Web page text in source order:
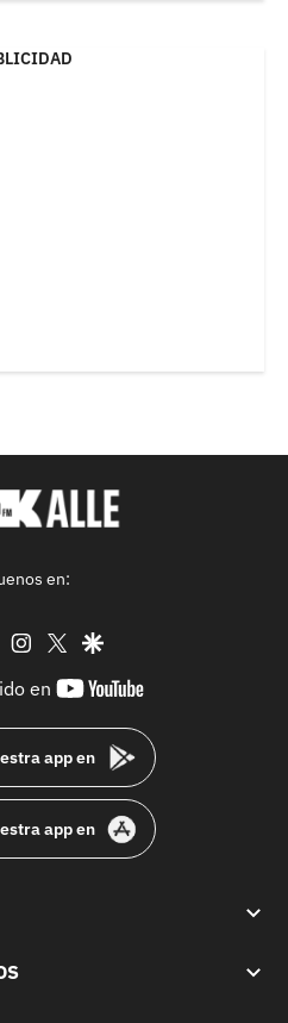
en:
tiktok instagram
twittergoogle
en
youtube-
app en
app en